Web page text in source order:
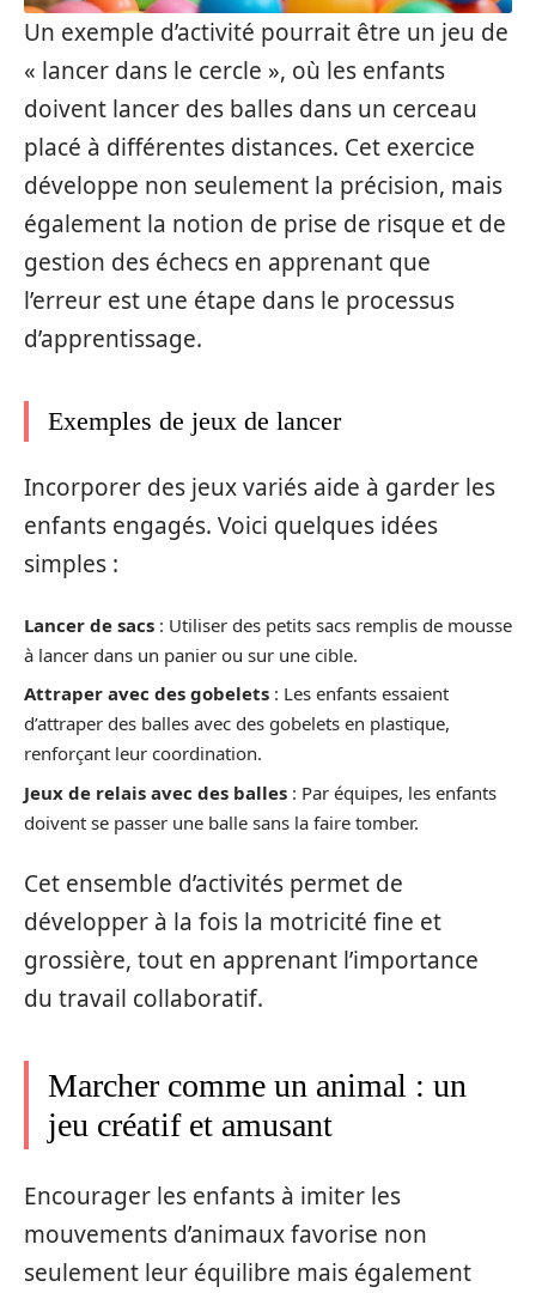
Un exemple d’activité pourrait être un jeu de
« lancer dans le cercle », où les enfants
doivent lancer des balles dans un cerceau
placé à différentes distances. Cet exercice
développe non seulement la précision, mais
également la notion de prise de risque et de
gestion des échecs en apprenant que
l’erreur est une étape dans le processus
d’apprentissage.
Exemples de jeux de lancer
Incorporer des jeux variés aide à garder les
enfants engagés. Voici quelques idées
simples :
Lancer de sacs : Utiliser des petits sacs remplis de mousse
à lancer dans un panier ou sur une cible.
Attraper avec des gobelets : Les enfants essaient
d’attraper des balles avec des gobelets en plastique,
renforçant leur coordination.
Jeux de relais avec des balles : Par équipes, les enfants
doivent se passer une balle sans la faire tomber.
Cet ensemble d’activités permet de
développer à la fois la motricité fine et
grossière, tout en apprenant l’importance
du travail collaboratif.
Marcher comme un animal : un
jeu créatif et amusant
Encourager les enfants à imiter les
mouvements d’animaux favorise non
seulement leur équilibre mais également